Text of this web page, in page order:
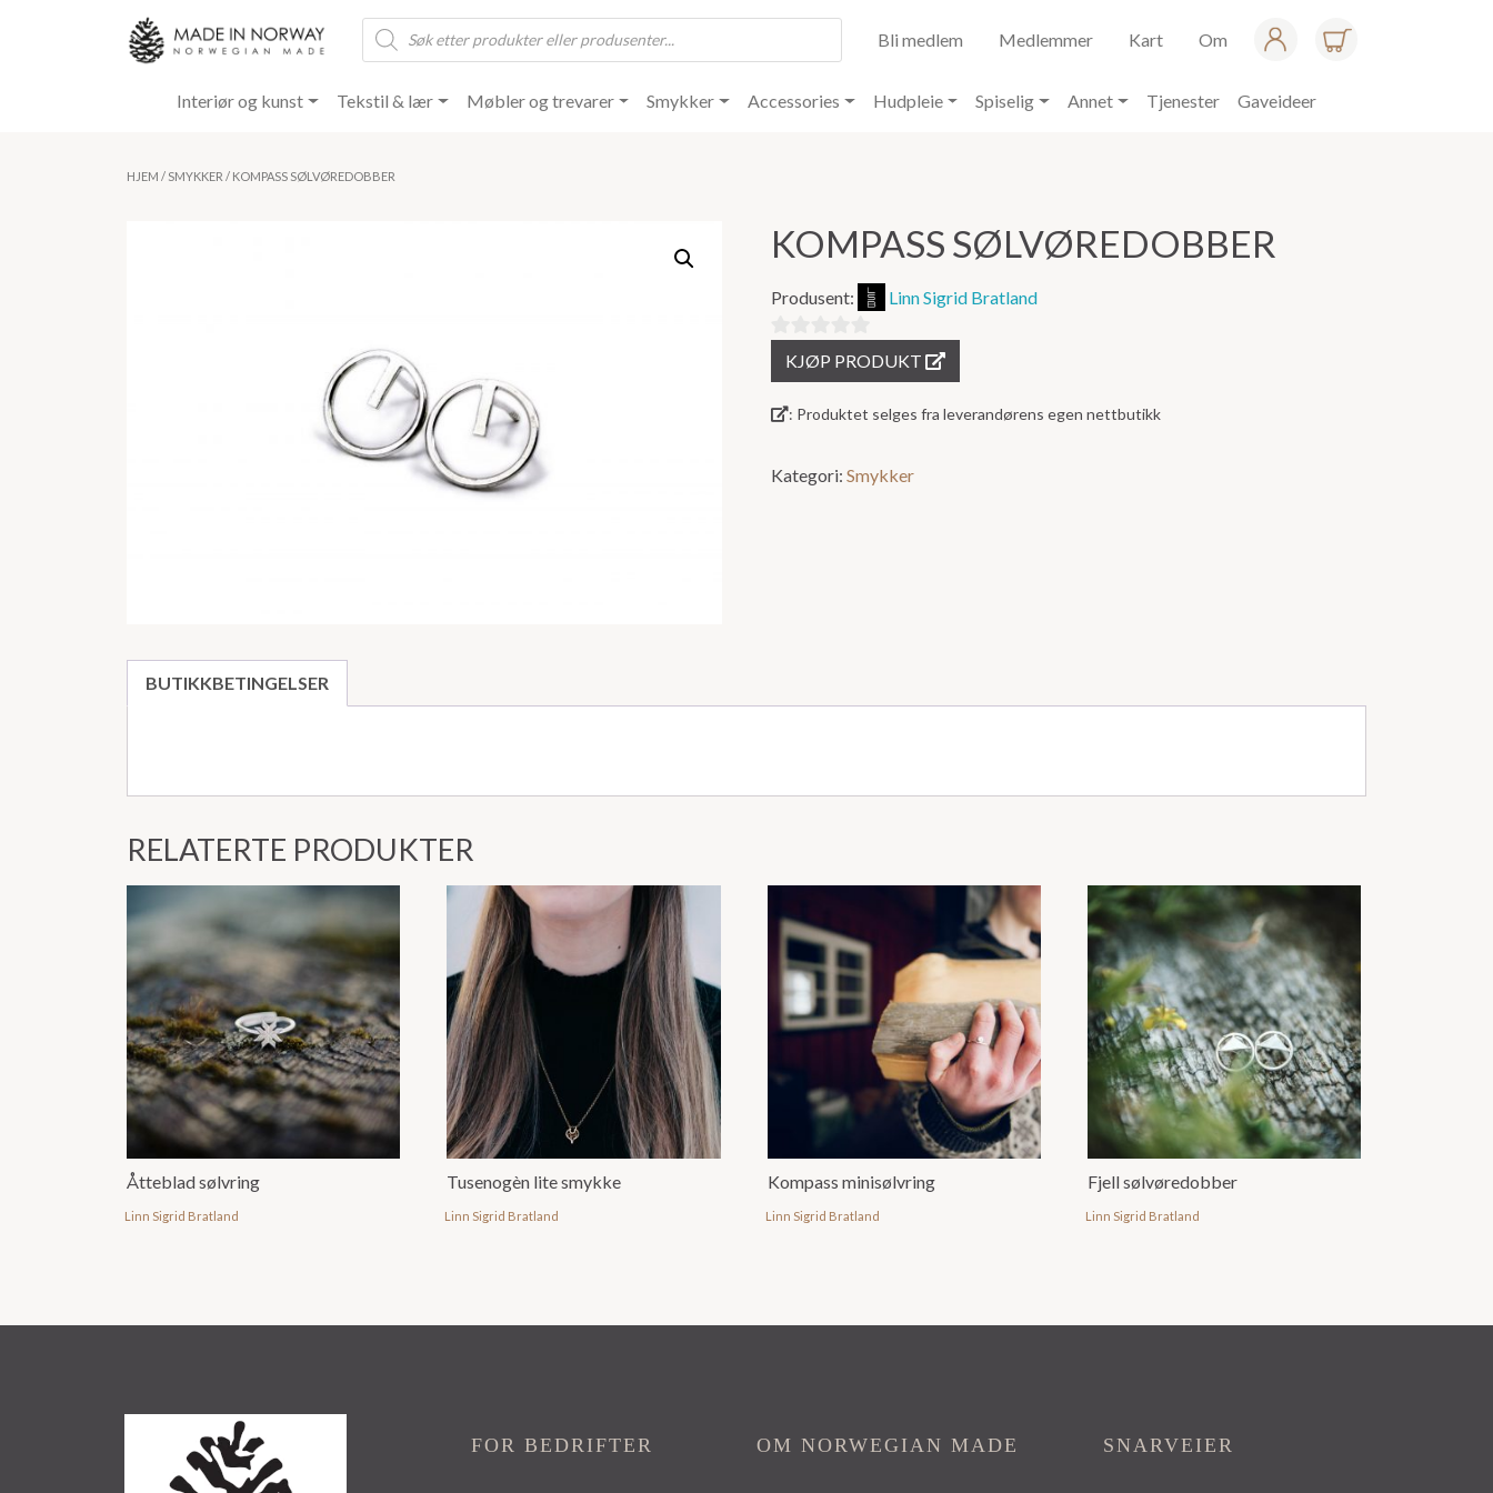
Products
search
Bli medlem Medlemmer Kart Om
Interiør og kunst Tekstil & lær Møbler og trevarer Smykker Accessories Hudpleie Spiselig Annet Tjenester Gaveideer
HJEM / SMYKKER / KOMPASS SØLVØREDOBBER
KOMPASS SØLVØREDOBBER
Produsent: Linn Sigrid Bratland
ut
av
KJØP PRODUKT
: Produktet selges fra leverandørens egen nettbutikk
Kategori:Smykker
BUTIKKBETINGELSER
RELATERTE PRODUKTER
Åtteblad sølvring
Linn Sigrid Bratland
Tusenogèn lite smykke
Linn Sigrid Bratland
Kompass minisølvring
Linn Sigrid Bratland
Fjell sølvøredobber
Linn Sigrid Bratland
FOR BEDRIFTER OM NORWEGIAN MADE SNARVEIER